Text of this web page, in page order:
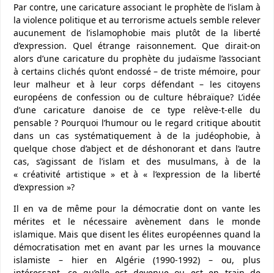
Par contre, une caricature associant le prophète de l’islam à
la violence politique et au terrorisme actuels semble relever
aucunement de l’islamophobie mais plutôt de la liberté
d’expression. Quel étrange raisonnement. Que dirait-on
alors d’une caricature du prophète du judaïsme l’associant
à certains clichés qu’ont endossé – de triste mémoire, pour
leur malheur et à leur corps défendant – les citoyens
européens de confession ou de culture hébraïque? L’idée
d’une caricature danoise de ce type relève-t-elle du
pensable ? Pourquoi l’humour ou le regard critique aboutit
dans un cas systématiquement à de la judéophobie, à
quelque chose d’abject et de déshonorant et dans l’autre
cas, s’agissant de l’islam et des musulmans, à de la
« créativité artistique » et à « l’expression de la liberté
d’expression »?
Il en va de même pour la démocratie dont on vante les
mérites et le nécessaire avènement dans le monde
islamique. Mais que disent les élites européennes quand la
démocratisation met en avant par les urnes la mouvance
islamiste – hier en Algérie (1990-1992) – ou, plus